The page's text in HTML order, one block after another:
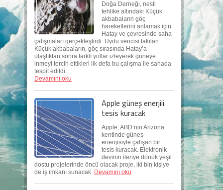
Doğa Derneği, nesli
tehlike altındaki Küçük
akbabaların göç
hareketlerini anlamak için
Hatay ve çevresinde saha
çalışmaları gerçekleştirdi. Uydu vericisi takılan
Küçük akbabaların, göç sırasında Hatay’a
ulaştıktan sonra farklı yollar izleyerek güneye
inmeyi tercih ettikleri ilk defa bu çalışma ile sahada
tespit edildi.
Devamını oku
Apple güneş enerjili
tesis kuracak
Apple, ABD’nin Arizona
kentinde güneş
enerijisiyle çalışan bir
tesis kuracak. Elektronik
devinin ileriye dönük yeşil
dostu projelerinde öncü olacak proje, iki bin kişiye
de iş imkanı sunacak. Devamını oku